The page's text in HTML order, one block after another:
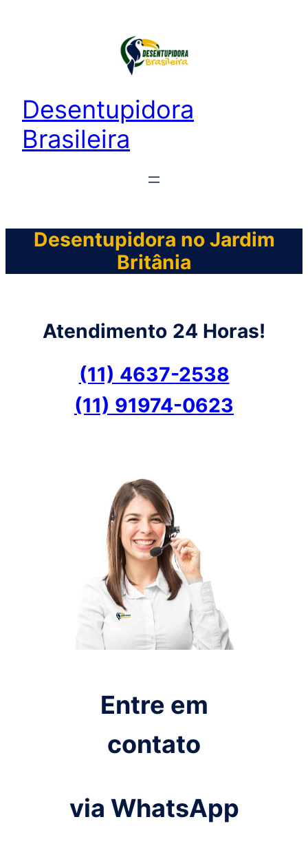
Desentupidora
Brasileira
Desentupidora no Jardim
Britânia
Atendimento 24 Horas!
(11) 4637-2538
(11) 91974-0623
Entre em
contato
via WhatsApp